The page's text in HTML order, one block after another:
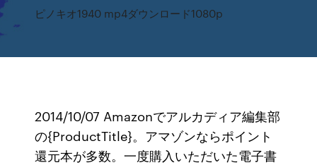
ピノキオ1940 mp4ダウンロード1080p
2014/10/07 Amazonでアルカディア編集部
の{ProductTitle}。アマゾンならポイント
還元本が多数。一度購入いただいた電子書